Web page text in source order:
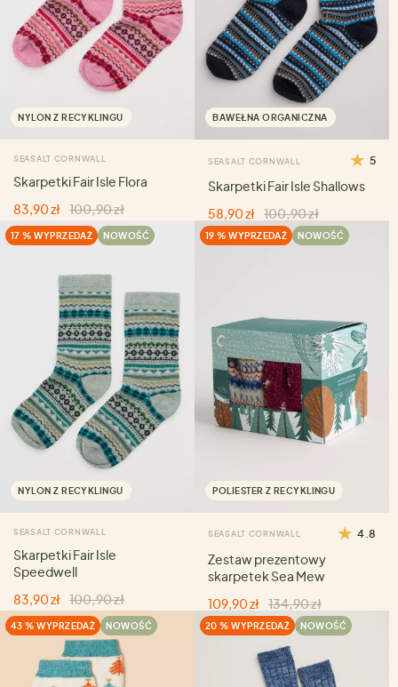
NYLON Z RECYKLINGU
SEASALT CORNWALL
Skarpetki Fair Isle Flora
83,90 zł 100,90 zł
BAWEŁNA ORGANICZNA
SEASALT CORNWALL 5
Skarpetki Fair Isle Shallows
58,90 zł 100,90 zł
17 % WYPRZEDAŻ NOWOŚĆ
NYLON Z RECYKLINGU
SEASALT CORNWALL
Skarpetki Fair Isle
Speedwell
83,90 zł 100,90 zł
19 % WYPRZEDAŻ NOWOŚĆ
POLIESTER Z RECYKLINGU
SEASALT CORNWALL 4.8
Zestaw prezentowy
skarpetek Sea Mew
109,90 zł 134,90 zł
43 % WYPRZEDAŻ NOWOŚĆ 20 % WYPRZEDAŻ NOWOŚĆ